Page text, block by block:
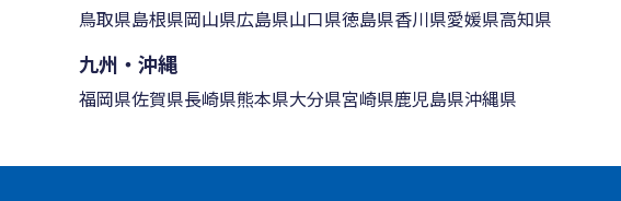
鳥取県島根県岡山県広島県山口県徳島県香川県愛媛県高知県
九州・沖縄
福岡県佐賀県長崎県熊本県大分県宮崎県鹿児島県沖縄県